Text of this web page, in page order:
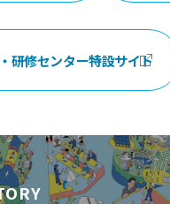
研修センター特設サイト